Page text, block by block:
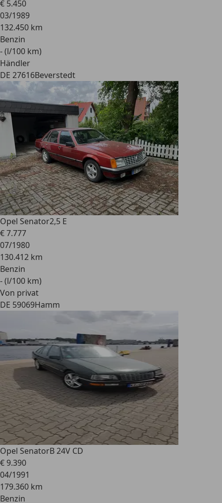
€ 5.450
03/1989
132.450 km
Benzin
- (l/100 km)
Händler
DE 27616Beverstedt
Opel Senator2,5 E
€ 7.777
07/1980
130.412 km
Benzin
- (l/100 km)
Von privat
DE 59069Hamm
Opel SenatorB 24V CD
€ 9.390
04/1991
179.360 km
Benzin